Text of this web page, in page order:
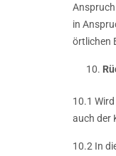
in
örtlichen
10.1
auch der
10.2 In